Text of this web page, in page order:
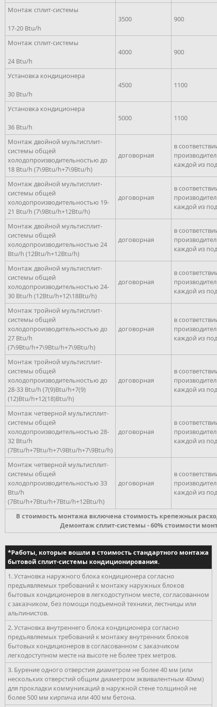
Монтаж сплит-системы
17-20 Btu/h
3500 900
Монтаж сплит-системы
24 Btu/h
4000 900
Установка кондиционера
30 Btu/h
4500 1100
Установка кондиционера
36 Btu/h
5000 1100
Монтаж двойной мультисплит-
системы общей
холодопроизводительностью до
18 Btu/h (7\9Btu/h+7\9Btu/h)
договорная
в
каждой из
Монтаж двойной мультисплит-
системы общей
холодопроизводительностью 19-
21 Btu/h (7\9Btu/h+12Btu/h)
договорная
в
каждой из
Монтаж двойной мультисплит-
системы общей
холодопроизводительностью 24
Btu/h (12Btu/h+12Btu/h)
договорная
в
каждой из
Монтаж двойной мультисплит-
системы общей
холодопроизводительностью 24-
30 Btu/h (12Btu/h+12\18Btu/h)
договорная
в
каждой из
Монтаж тройной мультисплит-
системы общей
холодопроизводительностью до
27 Btu/h
(7\9Btu/h+7\9Btu/h+7\9Btu/h)
договорная
в
каждой из
Монтаж тройной мультисплит-
системы общей
холодопроизводительностью до
28-33 Btu/h (7(9)Btu/h+7(9)
(12)Btu/h+12(18)Btu/h)
договорная
в
каждой из
Монтаж четверной мультисплит-
системы общей
холодопроизводительностью 28-
32 Btu/h
(7Btu/h+7Btu/h+7\9Btu/h+7\9Btu/h)
договорная
в
каждой из
Монтаж четверной мультисплит-
системы общей
холодопроизводительностью 33
Btu/h
(7Btu/h+7Btu/h+7Btu/h+12Btu/h)
договорная
в
каждой из
В стоимость монтажа включена стоимость крепежных
Демонтаж сплит-системы - 60% стоимости
*Работы, которые вошли в стоимость стандартного монтажа
бытовой сплит-системы кондиционирования.
1. Установка наружного блока кондиционера согласно
предъявляемых требований к монтажу наружных блоков
бытовых кондиционеров в легкодоступном месте, согласованном
с заказчиком, без помощи подъемной техники, лестницы или
альпинистов.
2. Установка внутреннего блока кондиционера согласно
предъявляемых требований к монтажу внутренних блоков
бытовых кондиционеров в согласованном с заказчиком
легкодоступном месте на высоте не более трех метров.
3. Бурение одного отверстия диаметром не более 40 мм (или
нескольких отверстий общим диаметром эквивалентным 40мм)
для прокладки коммуникаций в наружной стене толщиной не
более 500 мм кирпича или 400 мм бетона.